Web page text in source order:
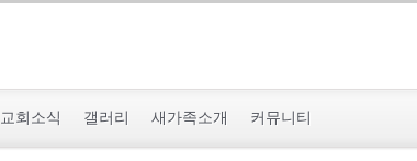
교회소식 갤러리 새가족소개 커뮤니티